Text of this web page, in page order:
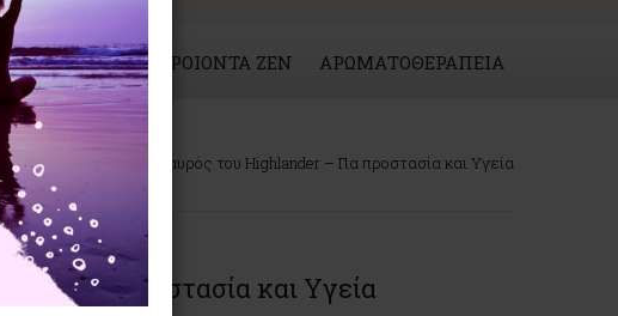
ΣΥΝΕΡΓΑ ΠΡΟΙΟΝΤΑ ZEN ΑΡΩΜΑΤΟΘΕΡΑΠΕΙΑ
Μαγεία Ο Σταυρός του Highlander – Για προστασία και Υγεία
– Για προστασία και Υγεία